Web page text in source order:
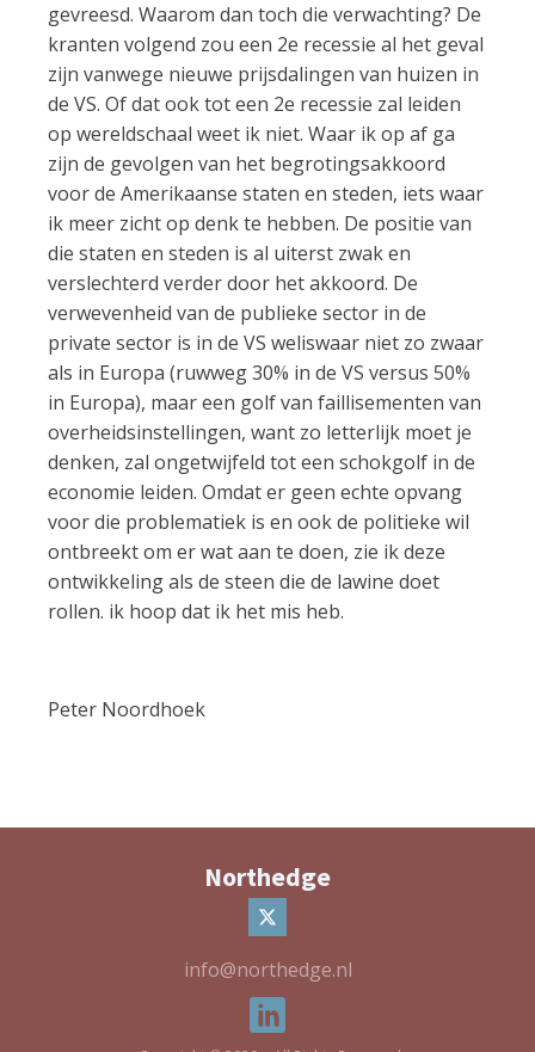
gevreesd. Waarom dan toch die verwachting? De
kranten volgend zou een 2e recessie al het geval
zijn vanwege nieuwe prijsdalingen van huizen in
de VS. Of dat ook tot een 2e recessie zal leiden
op wereldschaal weet ik niet. Waar ik op af ga
zijn de gevolgen van het begrotingsakkoord
voor de Amerikaanse staten en steden, iets waar
ik meer zicht op denk te hebben. De positie van
die staten en steden is al uiterst zwak en
verslechterd verder door het akkoord. De
verwevenheid van de publieke sector in de
private sector is in de VS weliswaar niet zo zwaar
als in Europa (ruwweg 30% in de VS versus 50%
in Europa), maar een golf van faillisementen van
overheidsinstellingen, want zo letterlijk moet je
denken, zal ongetwijfeld tot een schokgolf in de
economie leiden. Omdat er geen echte opvang
voor die problematiek is en ook de politieke wil
ontbreekt om er wat aan te doen, zie ik deze
ontwikkeling als de steen die de lawine doet
rollen. ik hoop dat ik het mis heb.
Peter Noordhoek
Northedge
info@northedge.nl